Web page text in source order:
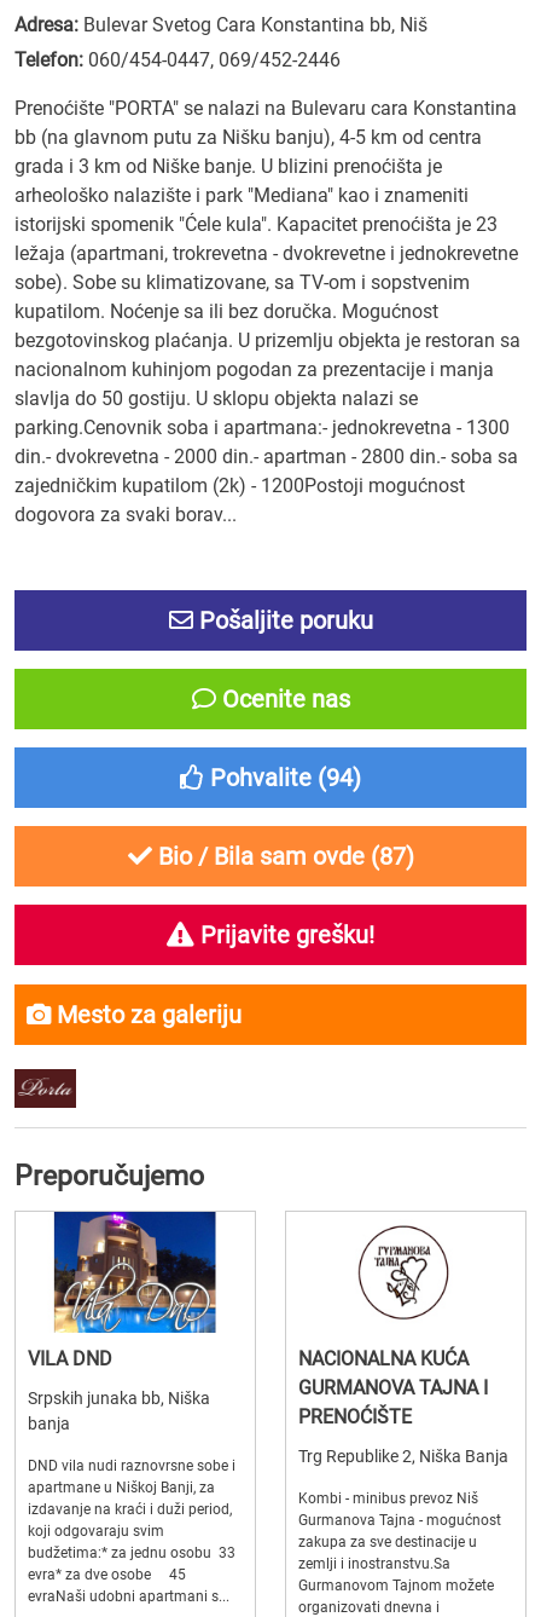
Adresa: Bulevar Svetog Cara Konstantina bb, Niš
Telefon: 060/454-0447, 069/452-2446
Prenoćište "PORTA" se nalazi na Bulevaru cara Konstantina
bb (na glavnom putu za Nišku banju), 4-5 km od centra
grada i 3 km od Niške banje. U blizini prenoćišta je
arheološko nalazište i park "Mediana" kao i znameniti
istorijski spomenik "Ćele kula". Kapacitet prenoćišta je 23
ležaja (apartmani, trokrevetna - dvokrevetne i jednokrevetne
sobe). Sobe su klimatizovane, sa TV-om i sopstvenim
kupatilom. Noćenje sa ili bez doručka. Mogućnost
bezgotovinskog plaćanja. U prizemlju objekta je restoran sa
nacionalnom kuhinjom pogodan za prezentacije i manja
slavlja do 50 gostiju. U sklopu objekta nalazi se
parking.Cenovnik soba i apartmana:- jednokrevetna - 1300
din.- dvokrevetna - 2000 din.- apartman - 2800 din.- soba sa
zajedničkim kupatilom (2k) - 1200Postoji mogućnost
dogovora za svaki borav...
Pošaljite poruku
Ocenite nas
Pohvalite (94)
Bio / Bila sam ovde (87)
Prijavite grešku!
Mesto za galeriju
Preporučujemo
VILA DND
Srpskih junaka bb, Niška
banja
DND vila nudi raznovrsne sobe i
apartmane u Niškoj Banji, za
izdavanje na kraći i duži period,
koji odgovaraju svim
budžetima:* za jednu osobu 33
evra* za dve osobe 45
evraNaši udobni apartmani s...
NACIONALNA KUĆA
GURMANOVA TAJNA I
PRENOĆIŠTE
Trg Republike 2, Niška Banja
Kombi - minibus prevoz Niš
Gurmanova Tajna - mogućnost
zakupa za sve destinacije u
zemlji i inostranstvu.Sa
Gurmanovom Tajnom možete
organizovati dnevna i